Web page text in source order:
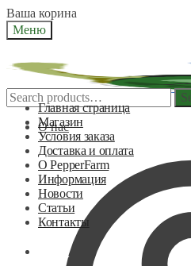
Skip
to
navigation
Skip
to
content
Ваша корина
Меню
Search
for:
О нас
Главная страница
Магазин
Условия заказа
Доставка и оплата
О PepperFarm
Информация
Новости
Статьи
Контакты
₽